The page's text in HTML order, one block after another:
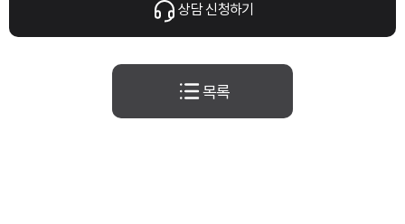
상담 신청하기
목록